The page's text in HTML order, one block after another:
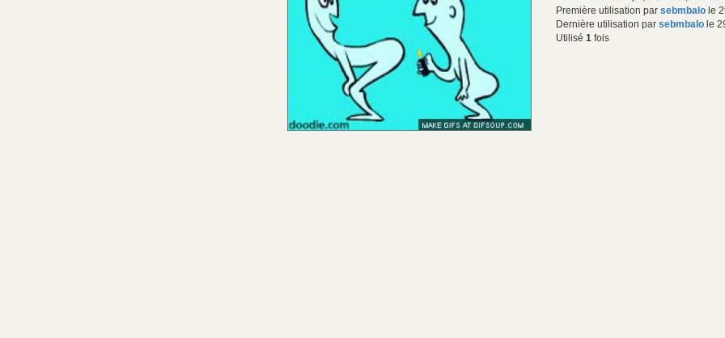
Première utilisation par sebmbalo le
Dernière utilisation par sebmbalo le
Utilisé 1 fois